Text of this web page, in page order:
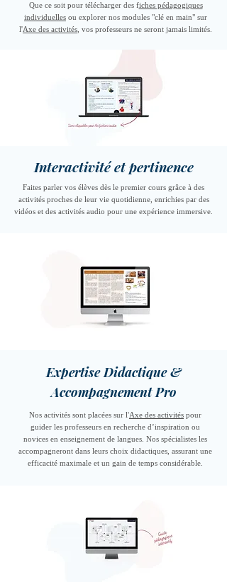
Que ce soit pour télécharger des fiches pédagogiques
individuelles ou explorer nos modules "clé en main" sur
l'Axe des activités , vos professeurs ne seront jamais limités.
Interactivité et pertinence
Faites parler vos élèves dès le premier cours grâce à des
activités proches de leur vie quotidienne, enrichies par des
vidéos et des activités audio pour une expérience immersive.
Expertise Didactique &
Accompagnement Pro
Nos activités sont placées sur l'Axe des activités pour
guider les professeurs en recherche d’inspiration ou
novices en enseignement de langues. Nos spécialistes les
accompagneront dans leurs choix didactiques, assurant une
efficacité maximale et un gain de temps considérable.